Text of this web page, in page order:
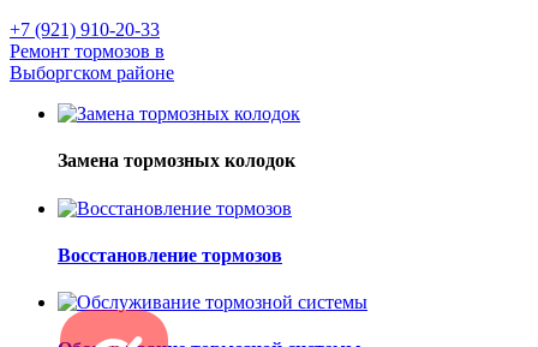
+7 (921) 910-20-33
Ремонт тормозов в
Выборгском районе
Замена тормозных колодок
Восстановление тормозов